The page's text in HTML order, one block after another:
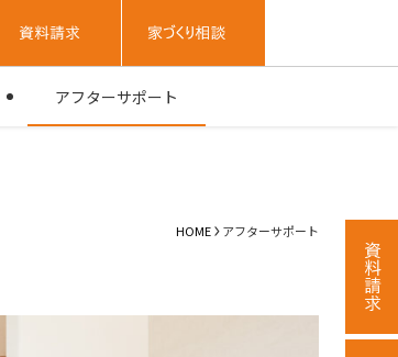
アフターサポート
HOME アフターサポート